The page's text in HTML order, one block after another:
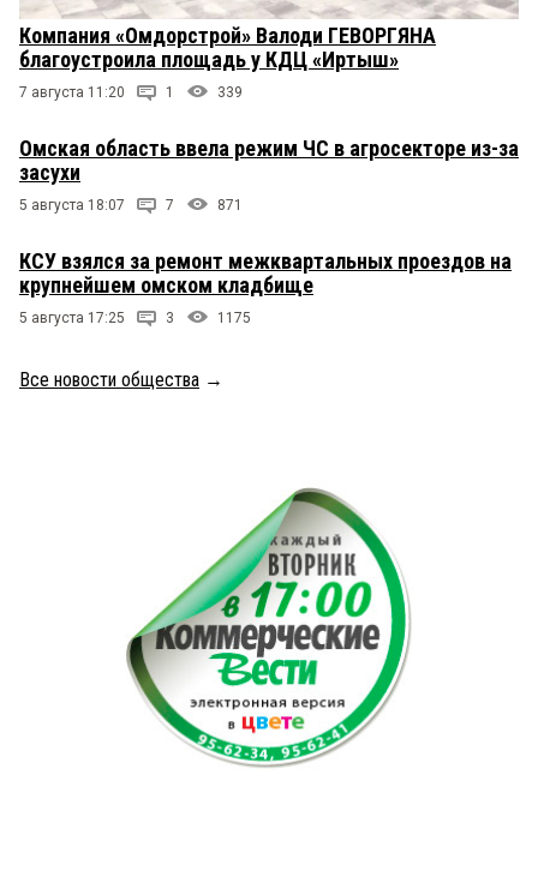
Компания «Омдорстрой» Валоди ГЕВОРГЯНА
благоустроила площадь у КДЦ «Иртыш»
7 августа 11:20 1 339
Омская область ввела режим ЧС в агросекторе из-за
засухи
5 августа 18:07 7 871
КСУ взялся за ремонт межквартальных проездов на
крупнейшем омском кладбище
5 августа 17:25 3 1175
Все новости общества →